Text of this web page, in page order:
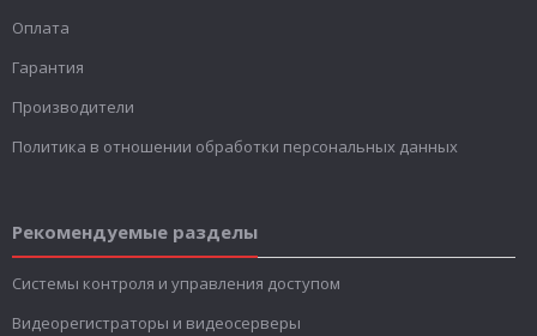
Оплата
Гарантия
Производители
Политика в отношении обработки персональных данных
Рекомендуемые разделы
Системы контроля и управления доступом
Видеорегистраторы и видеосерверы